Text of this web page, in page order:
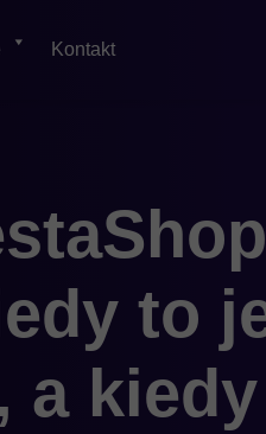
Kontakt
to
a kiedy